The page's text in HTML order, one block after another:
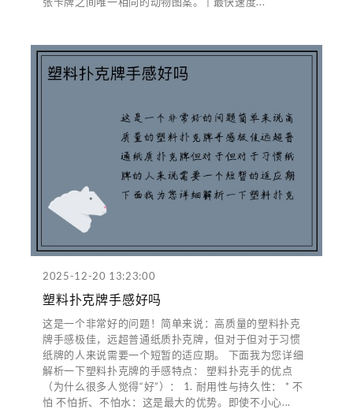
2025-12-20 13:23:00
塑料扑克牌手感好吗
这是一个非常好的问题！简单来说：高质量的塑料扑克
牌手感极佳，远超普通纸质扑克牌，但对于但对于习惯
纸牌的人来说需要一个短暂的适应期。 下面我为您详细
解析一下塑料扑克牌的手感特点： 塑料扑克手的优点
（为什么很多人觉得“好”）： 1. 耐用性与持久性： * 不
怕 不怕折、不怕水：这是最大的优势。即使不小心...